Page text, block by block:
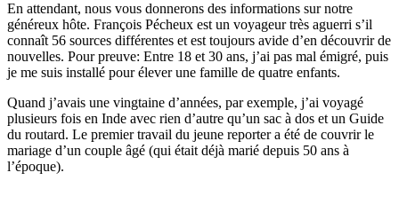
En attendant, nous vous donnerons des informations sur notre
généreux hôte. François Pécheux est un voyageur très aguerri s’il
connaît 56 sources différentes et est toujours avide d’en découvrir de
nouvelles. Pour preuve: Entre 18 et 30 ans, j’ai pas mal émigré, puis
je me suis installé pour élever une famille de quatre enfants.
Quand j’avais une vingtaine d’années, par exemple, j’ai voyagé
plusieurs fois en Inde avec rien d’autre qu’un sac à dos et un Guide
du routard. Le premier travail du jeune reporter a été de couvrir le
mariage d’un couple âgé (qui était déjà marié depuis 50 ans à
l’époque).